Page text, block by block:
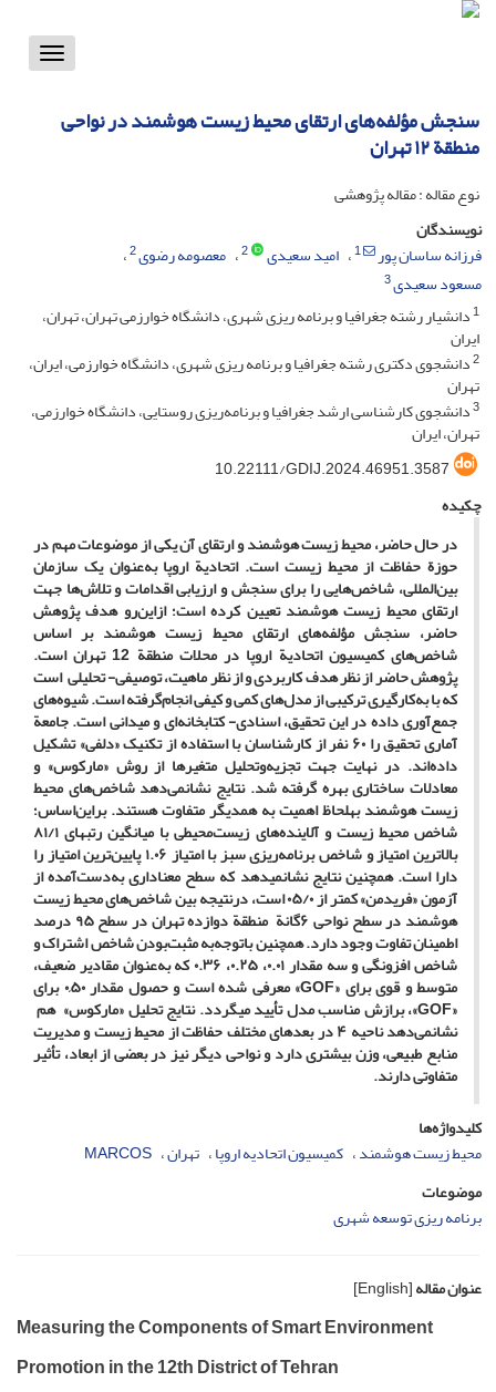
Toggle
سنجش مؤلفه‌های ارتقای محیط‌ زیست هوشمند در نواحی
منطقة ۱۲ تهران
نوع مقاله : مقاله پژوهشی
نویسندگان
فرزانه ساسان پور
1 امید سعیدی 2 معصومه رضوی2
مسعود سعیدی3
1دانشیار رشته جغرافیا و برنامه ریزی شهری، دانشگاه خوارزمی تهران، تهران،
ایران
2دانشجوی دکتری رشته جغرافیا و برنامه ریزی شهری، دانشگاه خوارزمی، ایران،
تهران
3دانشجوی کارشناسی ارشد جغرافیا و برنامه‌ریزی روستایی، دانشگاه خوارزمی،
تهران، ایران
10.22111/GDIJ.2024.46951.3587
چکیده
در حال حاضر، محیط ‌زیست هوشمند و ارتقای آن یکی از موضوعات مهم در
حوزة حفاظت از محیط ‌زیست است. اتحادیة اروپا به‌عنوان یک سازمان
بین‌المللی، شاخص‌هایی را برای سنجش و ارزیابی اقدامات و تلاش‌ها جهت
ارتقای محیط زیست هوشمند تعیین کرده است؛ ازاین‌رو هدف پژوهش
حاضر، سنجش مؤلفه‌های ارتقای محیط زیست هوشمند بر اساس
شاخص‌های کمیسیون اتحادیة اروپا در محلات منطقة 12 تهران است.
پژوهش حاضر از نظر هدف کاربردی و از نظر ماهیت، توصیفی- تحلیلی است
که با به‌کارگیری ترکیبی از مدل‌های کمی و کیفی انجام‌گرفته است. شیوه‌های
جمع‌آوری داده در این تحقیق، اسنادی- کتابخانه‌ای و میدانی است. جامعة
آماری تحقیق را ۶۰ نفر از کارشناسان با استفاده از تکنیک «دلفی» تشکیل
داده‌اند. در نهایت جهت تجزیه‌وتحلیل متغیرها از روش «مارکوس» و
معادلات ساختاری بهره گرفته شد.نتایج نشان­می‌دهد شاخص‌های محیط‌
زیست هوشمند به­لحاظ اهمیت به همدیگر متفاوت هستند. براین‌اساس؛
شاخص محیط‌ زیست و آلاینده‌های زیست‌محیطی با میانگین رتبه­ای ۸۱/۱
بالاترین امتیاز و شاخص برنامه‌ریزی سبز با امتیاز ۱.۰۶ پایین‌ترین امتیاز را
دارا است. همچنین نتایج نشان­می­دهد که سطح معناداری به‌دست‌آمده از
آزمون «فریدمن» کمتر از ۰۵/۰ است، درنتیجه بین شاخص‌های محیط‌ زیست
هوشمند در سطح نواحی ۶گانة منطقة دوازده تهران در سطح ۹۵ درصد
اطمینان تفاوت وجود دارد.همچنین باتوجه‌به مثبت‌بودن شاخص اشتراک و
شاخص افزونگی و سه مقدار۰.۰۱،۰.۲۵، ۰.۳۶که به‌عنوان مقادیر ضعیف،
متوسط و قوی برای«
GOF
»معرفی ‌شده است و حصول مقدار۰,۵۰برای
«
GOF
»، برازش مناسب مدل تأیید می­گردد. نتایج تحلیل «مارکوس» هم
نشان­می‌دهد ناحیه۴در بعد‌های مختلف حفاظت از محیط ‌زیست و مدیریت
منابع طبیعی، وزن بیشتری دارد و نواحی دیگر نیز در بعضی از ابعاد، تأثیر
متفاوتی دارند.
کلیدواژه‌ها
محیط زیست هوشمند کمیسیون اتحادیه اروپا تهران MARCOS
موضوعات
برنامه ریزی توسعه شهری
عنوان مقاله[English]
Measuring the Components of Smart Environment
Promotion in the 12th District of Tehran